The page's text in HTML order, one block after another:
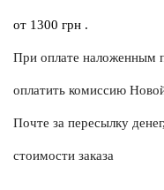
от 1300 грн .
При оплате наложенным
оплатить комиссию
Почте за пересылку
стоимости заказа